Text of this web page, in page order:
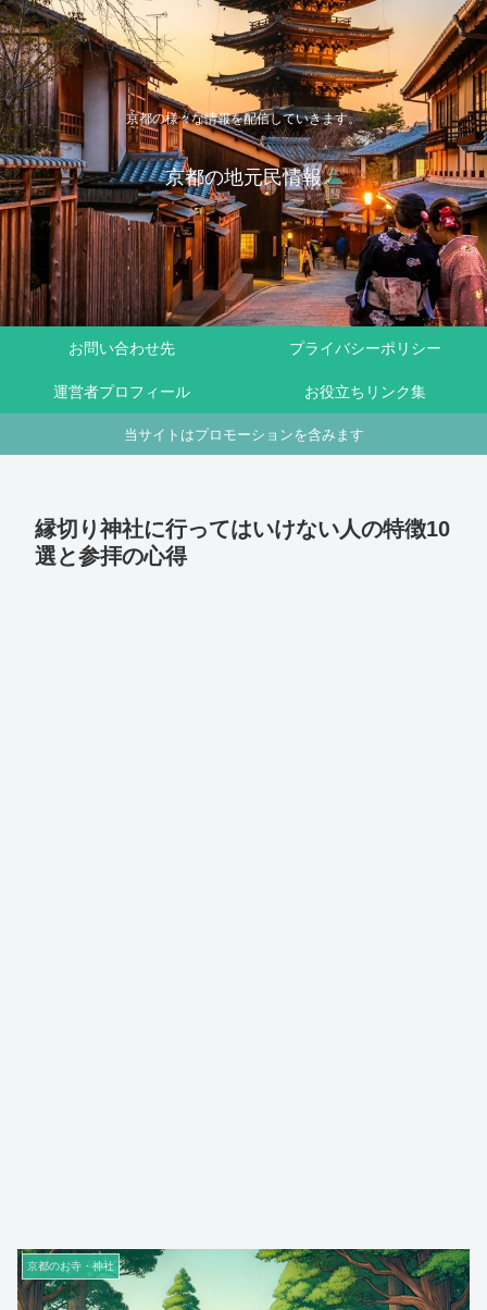
京都の様々な情報を配信していきます。
京都の地元民情報
お問い合わせ先 プライバシーポリシー
運営者プロフィール お役立ちリンク集
当サイトはプロモーションを含みます
縁切り神社に行ってはいけない人の特徴10
選と参拝の心得
京都のお寺・神社